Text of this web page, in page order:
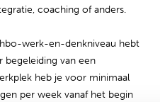
coaching of anders.
werk-en-denkniveau hebt
begeleiding van een
heb je voor minimaal
per week vanaf het begin